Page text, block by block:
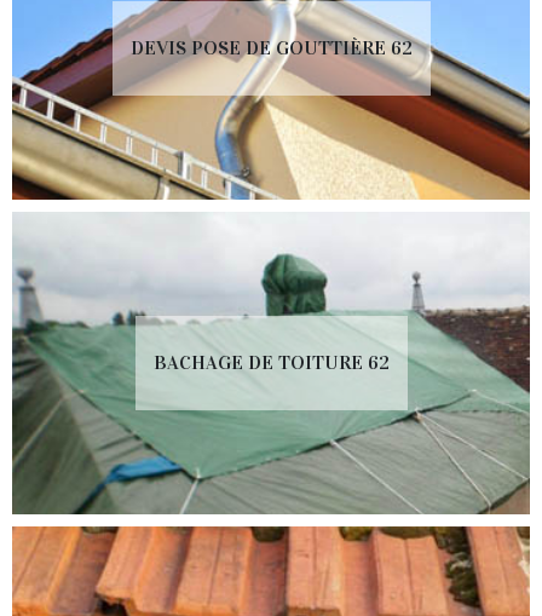
DEVIS POSE DE GOUTTIÈRE 62
BACHAGE DE TOITURE 62